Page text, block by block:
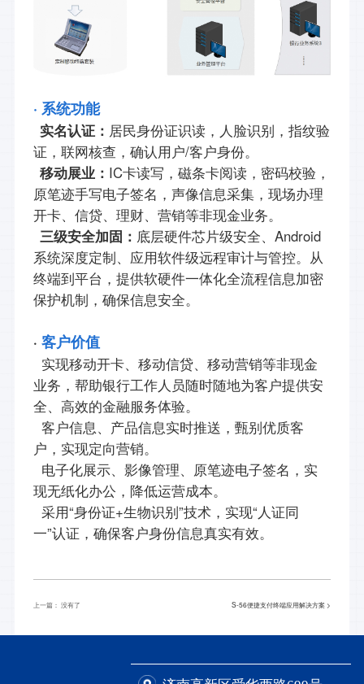
· 系统功能
实名认证： 居民身份证识读，人脸识别，指纹验
证，联网核查，确认用户/客户身份。
移动展业： IC卡读写，磁条卡阅读，密码校验，
原笔迹手写电子签名，声像信息采集，现场办理
开卡、信贷、理财、营销等非现金业务。
三级安全加固： 底层硬件芯片级安全、 Android
系统深度定制、应用软件级远程审计与管控。从
终端到平台，提供软硬件一体化全流程信息加密
保护机制，确保信息安全。
· 客户价值
实现移动开卡、移动信贷、移动营销等非现金
业务，帮助银行工作人员随时随地为客户提供安
全、高效的金融服务体验。
客户信息、产品信息实时推送，甄别优质客
户，实现定向营销。
电子化展示、影像管理、原笔迹电子签名，实
现无纸化办公，降低运营成本。
采用“身份证+生物识别 ”技术，实现“ 人证同
一”认证，确保客户身份信息真实有效。
上一篇： 没有了 S-56便捷支付终端应用解决方案 >